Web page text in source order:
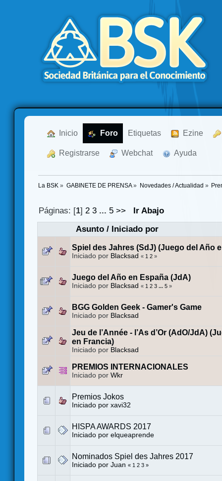
Inicio Foro Etiquetas Ezine
Registrarse Webchat Ayuda
La BSK » GABINETE DE PRENSA» Novedades / Actualidad »
Páginas: [1]2 3 ... 5 >>
Ir Abajo
Asunto/ Iniciado por
Spiel des Jahres (SdJ) (Juego del Año
Iniciado por Blacksad « 1 2 »
Juego del Año en España (JdA)
Iniciado por Blacksad « 1 2 3 ... 5 »
BGG Golden Geek - Gamer's Game
Iniciado por Blacksad
Jeu de l’Année - l’As d’Or (AdO/JdA)
en Francia)
Iniciado por Blacksad
PREMIOS INTERNACIONALES
Iniciado por Wkr
Premios Jokos
Iniciado por xavi32
HISPA AWARDS 2017
Iniciado por elqueaprende
Nominados Spiel des Jahres 2017
Iniciado por Juan « 1 2 3 »